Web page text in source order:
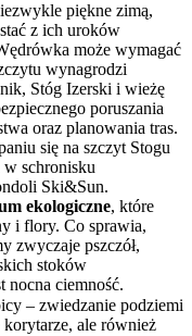
piękne zimą,
z ich uroków
może wymagać
wynagrodzi
Stóg Izerski i wieżę
poruszania
oraz planowania tras.
się na szczyt Stogu
w schronisku
Ski&Sun.
ekologiczne, które
i flory. Co sprawia,
zwyczaje pszczół,
stoków
nocna ciemność.
– zwiedzanie podziemi
ale również